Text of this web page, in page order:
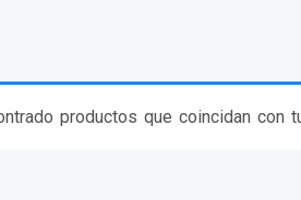
productos que coincidan con